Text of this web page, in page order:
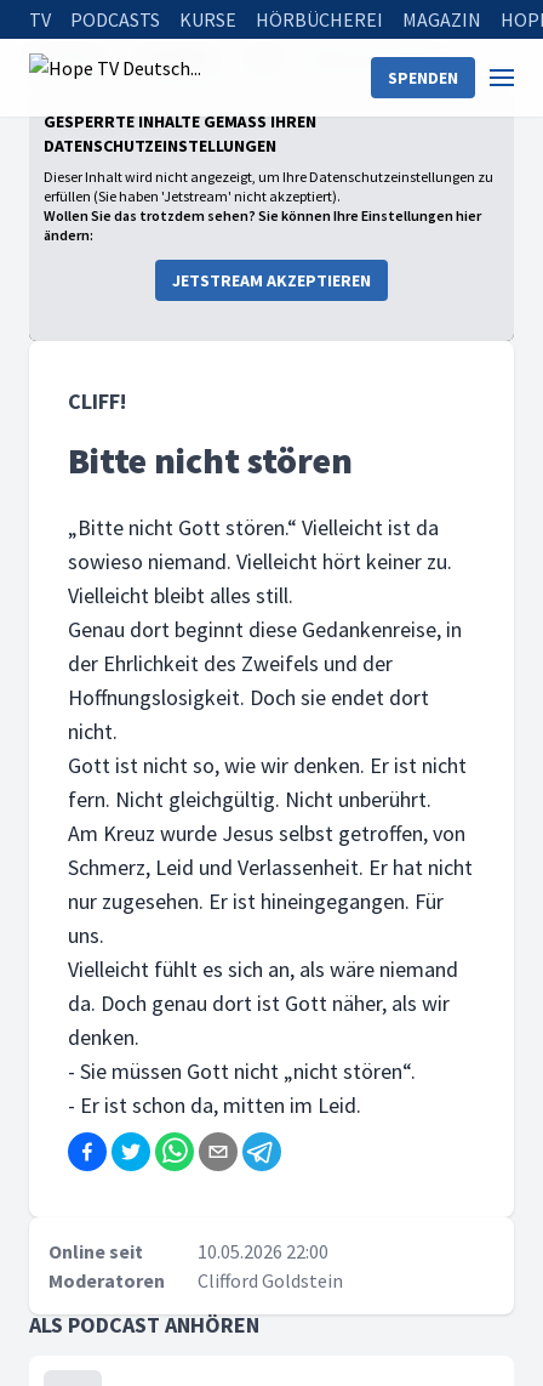
TV PODCASTS KURSE HÖRBÜCHEREI MAGAZIN
SPENDEN
Startseite Bitte nicht stören
GESPERRTE INHALTE GEMÄSS IHREN D
ATENSCHUTZEINSTELLUNGEN
Dieser Inhalt wird nicht angezeigt, um Ihre Datenschutzeinstellungen zu
erfüllen (Sie haben 'Jetstream' nicht akzeptiert).
Wollen Sie das trotzdem sehen? Sie können Ihre Einstellungen hier
ändern:
JETSTREAM AKZEPTIEREN
CLIFF!
Bitte nicht stören
„Bitte nicht Gott stören.“ Vielleicht ist da
sowieso niemand. Vielleicht hört keiner zu.
Vielleicht bleibt alles still.
Genau dort beginnt diese Gedankenreise, in
der Ehrlichkeit des Zweifels und der
Hoffnungslosigkeit. Doch sie endet dort
nicht.
Gott ist nicht so, wie wir denken. Er ist nicht
fern. Nicht gleichgültig. Nicht unberührt.
Am Kreuz wurde Jesus selbst getroffen, von
Schmerz, Leid und Verlassenheit. Er hat nicht
nur zugesehen. Er ist hineingegangen. Für
uns.
Vielleicht fühlt es sich an, als wäre niemand
da. Doch genau dort ist Gott näher, als wir
denken.
- Sie müssen Gott nicht „nicht stören“.
- Er ist schon da, mitten im Leid.
Online seit
10.05.2026 22:00
Moderatoren
Clifford Goldstein
ALS PODCAST ANHÖREN